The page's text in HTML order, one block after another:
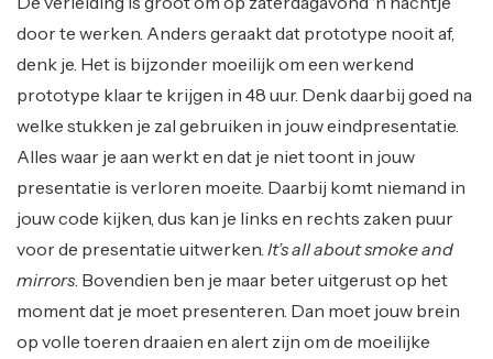
door te werken. Anders geraakt dat prototype nooit af,
denk je. Het is bijzonder moeilijk om een werkend
prototype klaar te krijgen in 48 uur. Denk daarbij goed na
welke stukken je zal gebruiken in jouw eindpresentatie.
Alles waar je aan werkt en dat je niet toont in jouw
presentatie is verloren moeite. Daarbij komt niemand in
jouw code kijken, dus kan je links en rechts zaken puur
voor de presentatie uitwerken. It’s all about smoke and
mirrors . Bovendien ben je maar beter uitgerust op het
moment dat je moet presenteren. Dan moet jouw brein
op volle toeren draaien en alert zijn om de moeilijke